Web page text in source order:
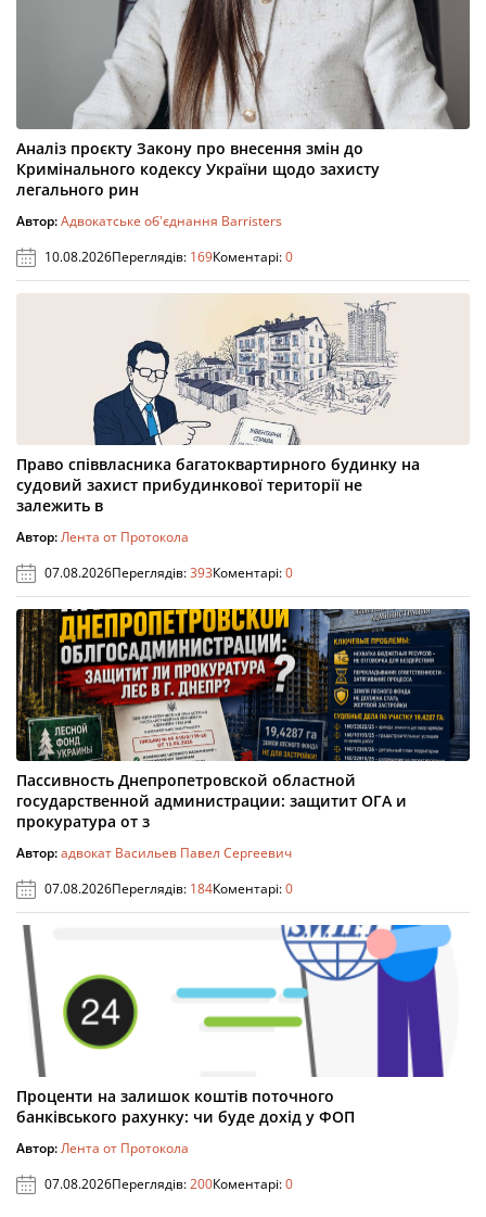
Аналіз проєкту Закону про внесення змін до
Кримінального кодексу України щодо захисту
легального рин
Автор:Адвокатське об'єднання Barristers
10.08.2026Переглядів: 169Коментарі:0
Право співвласника багатоквартирного будинку на
судовий захист прибудинкової території не
залежить в
Автор:Лента от Протокола
07.08.2026Переглядів:393Коментарі:0
Пассивность Днепропетровской областной
государственной администрации: защитит ОГА и
прокуратура от з
Автор:адвокат Васильев Павел Сергеевич
07.08.2026Переглядів: 184Коментарі:0
Проценти на залишок коштів поточного
банківського рахунку: чи буде дохід у ФОП
Автор:Лента от Протокола
07.08.2026Переглядів:200Коментарі:0